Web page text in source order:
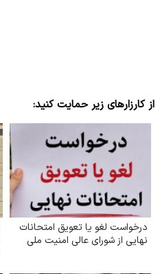
از کارزارهای زیر حمایت کنید:
درخواست لغو یا تعویق امتحانات
نهایی از شورای عالی امنیت ملی